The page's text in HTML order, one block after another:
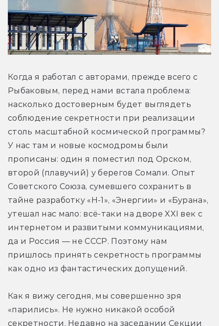
Когда я работал с авторами, прежде всего с
Рыбаковым, перед нами встала проблема:
насколько достоверным будет выглядеть
соблюдение секретности при реализации
столь масштабной космической программы?
У нас там и новые космодромы были
прописаны: один я поместил под Орском,
второй (плавучий) у берегов Сомали. Опыт
Советского Союза, сумевшего сохранить в
тайне разработку «Н-1», «Энергии» и «Бурана»,
утешал нас мало: всё-таки на дворе XXI век с
интернетом и развитыми коммуникациями,
да и Россия — не СССР. Поэтому нам
пришлось принять секретность программы
как одно из фантастических допущений.
Как я вижу сегодня, мы совершенно зря
«парились». Не нужно никакой особой
секретности. Недавно на заседании Секции